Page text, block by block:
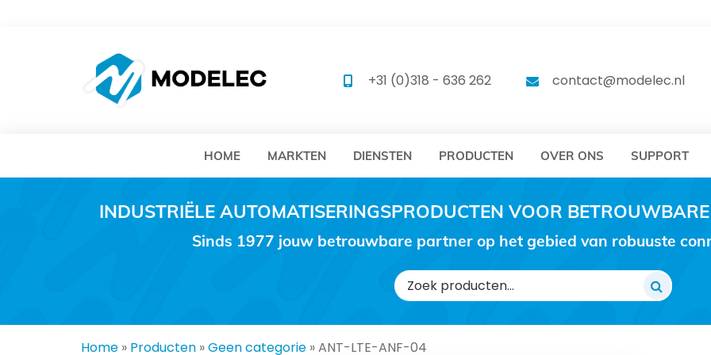
MODELEC MODELEC
+31 (0)318 - 636 262 contact@modelec.nl
HOME MARKTEN DIENSTEN PRODUCTEN OVER ONS SUPPORT
INDUSTRIËLE AUTOMATISERINGSPRODUCTEN VOOR
Sinds 1977 jouw betrouwbare partner op het gebied van robuuste
Zoeken
naar:
Home » Producten »Geen categorie »ANT-LTE-ANF-04